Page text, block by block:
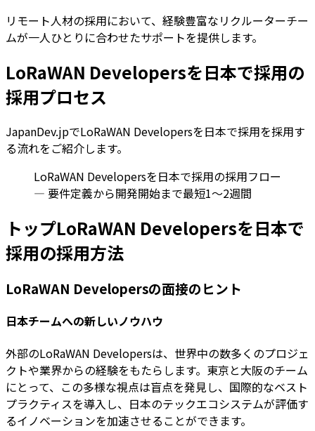
リモート人材の採用において、経験豊富なリクルーターチー
ムが一人ひとりに合わせたサポートを提供します。
LoRaWAN Developersを日本で採用の
採用プロセス
JapanDev.jpでLoRaWAN Developersを日本で採用を採用す
る流れをご紹介します。
LoRaWAN Developersを日本で採用の採用フロー
— 要件定義から開発開始まで最短1〜2週間
トップLoRaWAN Developersを日本で
採用の採用方法
LoRaWAN Developersの面接のヒント
日本チームへの新しいノウハウ
外部のLoRaWAN Developersは、世界中の数多くのプロジェ
クトや業界からの経験をもたらします。東京と大阪のチーム
にとって、この多様な視点は盲点を発見し、国際的なベスト
プラクティスを導入し、日本のテックエコシステムが評価す
るイノベーションを加速させることができます。